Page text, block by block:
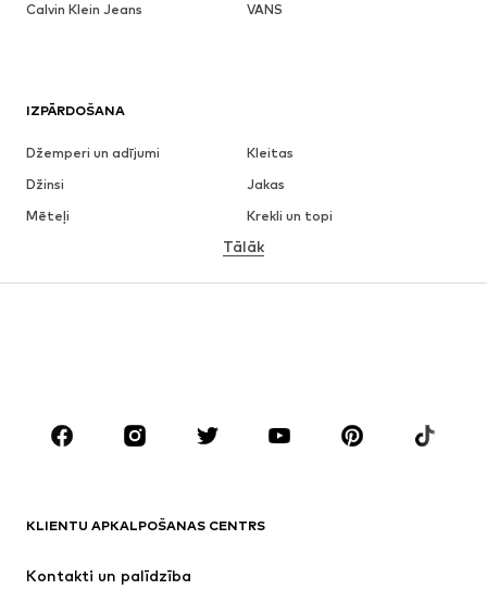
Calvin Klein Jeans
VANS
IZPĀRDOŠANA
Džemperi un adījumi
Kleitas
Džinsi
Jakas
Mēteļi
Krekli un topi
Apakšveļa
Svārki
Blūzes un tunikas
Aksesuāri
Premium
Jaunumi
Šobrīd populāri
Tālāk
KLIENTU APKALPOŠANAS CENTRS
Kontakti un palīdzība